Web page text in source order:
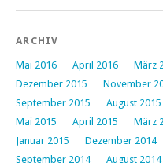
ARCHIV
Mai 2016 April 2016 März
Dezember 2015
November
September 2015
August 2015
Mai 2015
April 2015 März
Januar 2015
Dezember 2014
September 2014
August 2014